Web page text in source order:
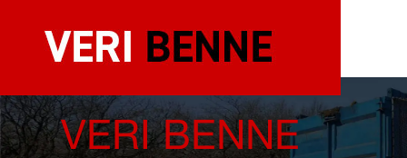
contenu
VERI BENNE